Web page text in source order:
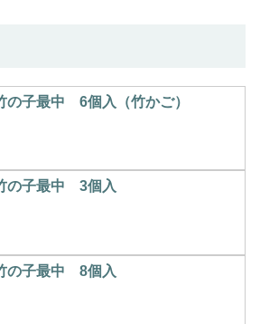
の子最中 6個入（竹かご）
の子最中 3個入
の子最中 8個入